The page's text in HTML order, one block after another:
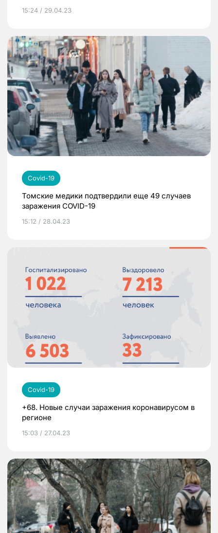
15:24 / 29.04.23
Covid-19
Томские медики подтвердили еще 49 случаев
заражения COVID-19
15:12 / 28.04.23
Covid-19
+68. Новые случаи заражения коронавирусом в
регионе
15:03 / 27.04.23